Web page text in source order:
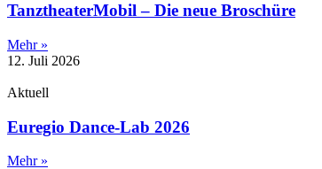
TanztheaterMobil – Die neue Broschüre
Mehr »
12. Juli 2026
Aktuell
Euregio Dance-Lab 2026
Mehr »